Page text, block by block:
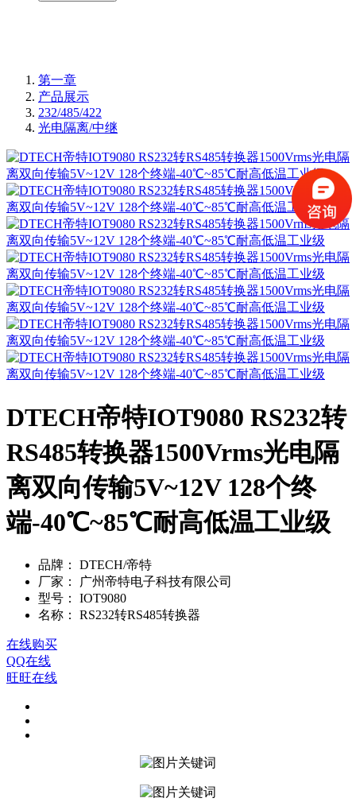
第一章
产品展示
232/485/422
光电隔离/中继
DTECH帝特IOT9080 RS232转
RS485转换器1500Vrms光电隔
离双向传输5V~12V 128个终
端-40℃~85℃耐高低温工业级
品牌：
DTECH/帝特
厂家：
广州帝特电子科技有限公司
型号：
IOT9080
名称：
RS232转RS485转换器
在线购买
QQ在线
旺旺在线